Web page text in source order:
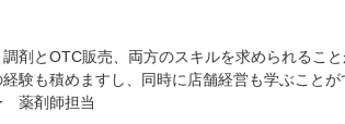
剤とOTC販売、両方のスキルを求められるこ
験も積めますし、同時に店舗経営も学ぶことが
薬剤師担当